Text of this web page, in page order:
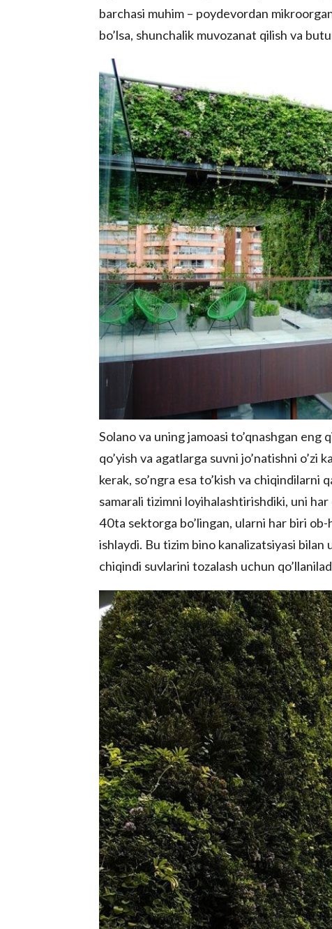
barchasi muhim – poydevordan
bo’lsa, shunchalik muvozanat qilish va
Solano va uning jamoasi to’qnashgan
qo’yish va agatlarga suvni jo’natishni o’zi
kerak, so’ngra esa to’kish va chiqindilarni
samarali tizimni loyihalashtirishdiki, uni
40ta sektorga bo’lingan, ularni har biri
ishlaydi. Bu tizim bino kanalizatsiyasi bilan
chiqindi suvlarini tozalash uchun